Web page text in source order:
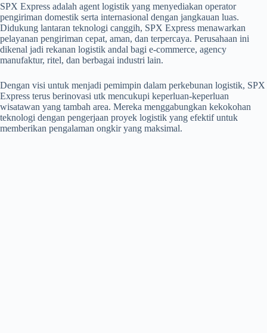
SPX Express adalah agent logistik yang menyediakan operator
pengiriman domestik serta internasional dengan jangkauan luas.
Didukung lantaran teknologi canggih, SPX Express menawarkan
pelayanan pengiriman cepat, aman, dan terpercaya. Perusahaan ini
dikenal jadi rekanan logistik andal bagi e-commerce, agency
manufaktur, ritel, dan berbagai industri lain.
Dengan visi untuk menjadi pemimpin dalam perkebunan logistik, SPX
Express terus berinovasi utk mencukupi keperluan-keperluan
wisatawan yang tambah area. Mereka menggabungkan kekokohan
teknologi dengan pengerjaan proyek logistik yang efektif untuk
memberikan pengalaman ongkir yang maksimal.